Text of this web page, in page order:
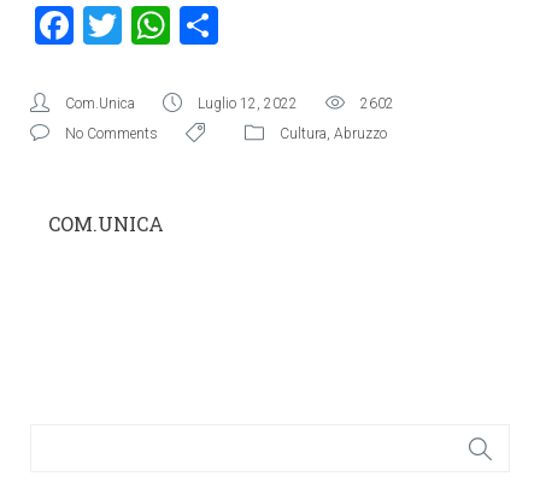
Facebook
TwitterWhatsApp
Com.Unica Luglio 12, 2022
2602
No Comments
Cultura Abruzzo
COM.UNICA